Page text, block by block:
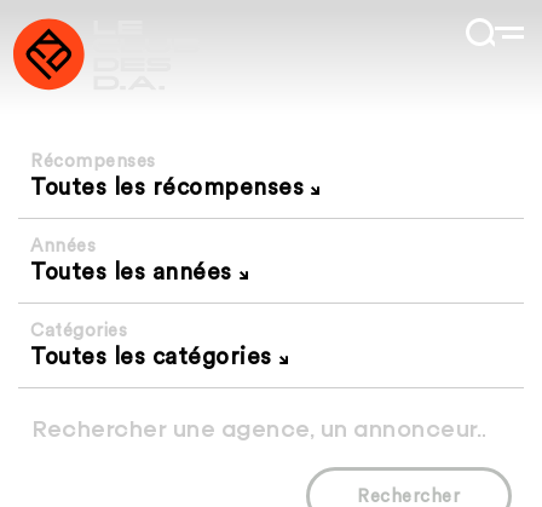
Récompenses
Toutes les récompenses
Années
Toutes les années
Catégories
Toutes les catégories
Rechercher